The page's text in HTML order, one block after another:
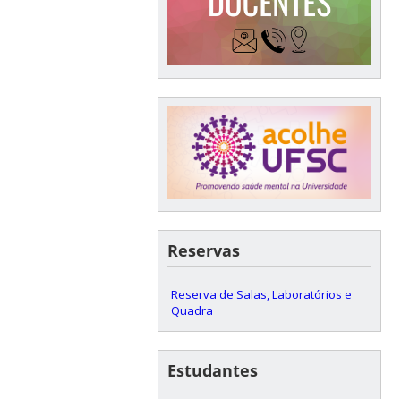
Reservas
Reserva de Salas, Laboratórios e
Quadra
Estudantes